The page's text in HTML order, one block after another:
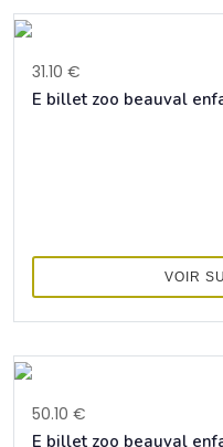
31.10 €
E billet zoo beauval
VOIR
50.10 €
E billet zoo beauval